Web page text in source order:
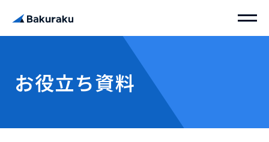
お役立ち資料